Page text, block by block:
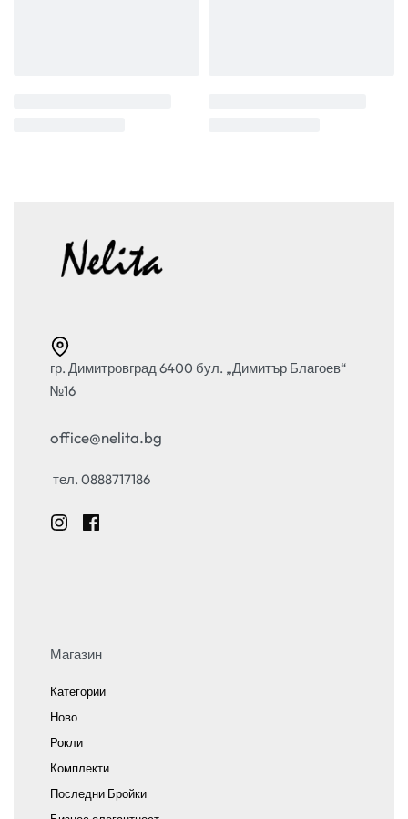
гр. Димитровград 6400 бул. „Димитър Благоев“
№16
office@nelita.bg
тел. 0888717186
Магазин
Категории
Ново
Рокли
Комплекти
Последни Бройки